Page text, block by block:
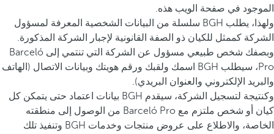
الموجود في صفحة الويب هذه.
ولهذا، يطلب BGH سلسلة من البيانات الشخصية المعرفة لمسؤول
الشركة كممثل للكيان ذو الصفة القانونية لإجبار الشركة المذكورة.
وبصفك شخص طبيعي مسؤول عن الشركة التي تنتمي إلى Barceló
Pro، سيطلب BGH اسمك ولقبك ورقم هويتك وبيانات الاتصال (الهاتف
والبريد الإلكتروني والعنوان البريدي).
وكنتيجة لتسجيل الشركة، سيقدم BGH بيانات اعتماد حتى يتمكن كل
كيان أو شخص ملتزم مع Barceló Pro من الوصول إلى منطقته
الخاصة، والاطلاع على عروض منتجات وخدمات BGH وتنفيذ تلك